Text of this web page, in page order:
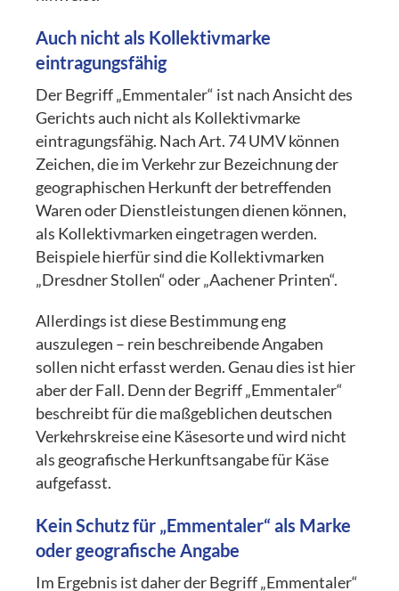
Auch nicht als Kollektivmarke
eintragungsfähig
Der Begriff „Emmentaler“ ist nach Ansicht des
Gerichts auch nicht als Kollektivmarke
eintragungsfähig. Nach Art. 74 UMV können
Zeichen, die im Verkehr zur Bezeichnung der
geographischen Herkunft der betreffenden
Waren oder Dienstleistungen dienen können,
als Kollektivmarken eingetragen werden.
Beispiele hierfür sind die Kollektivmarken
„Dresdner Stollen“ oder „Aachener Printen“.
Allerdings ist diese Bestimmung eng
auszulegen – rein beschreibende Angaben
sollen nicht erfasst werden. Genau dies ist hier
aber der Fall. Denn der Begriff „Emmentaler“
beschreibt für die maßgeblichen deutschen
Verkehrskreise eine Käsesorte und wird nicht
als geografische Herkunftsangabe für Käse
aufgefasst.
Kein Schutz für „Emmentaler“ als Marke
oder geografische Angabe
Im Ergebnis ist daher der Begriff „Emmentaler“